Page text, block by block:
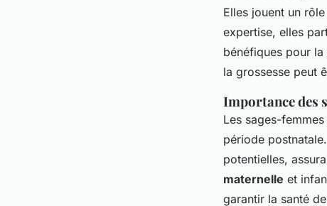
Elles jouent un
expertise, elles
bénéfiques pour
la grossesse peut
Importance des
Les sages-
période
potentielles,
maternelle et
garantir la santé